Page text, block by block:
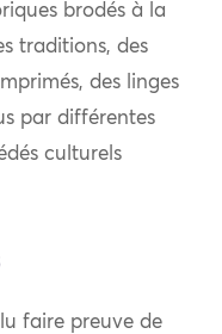
brodés à la
traditions, des
des linges
par différentes
culturels
faire preuve de